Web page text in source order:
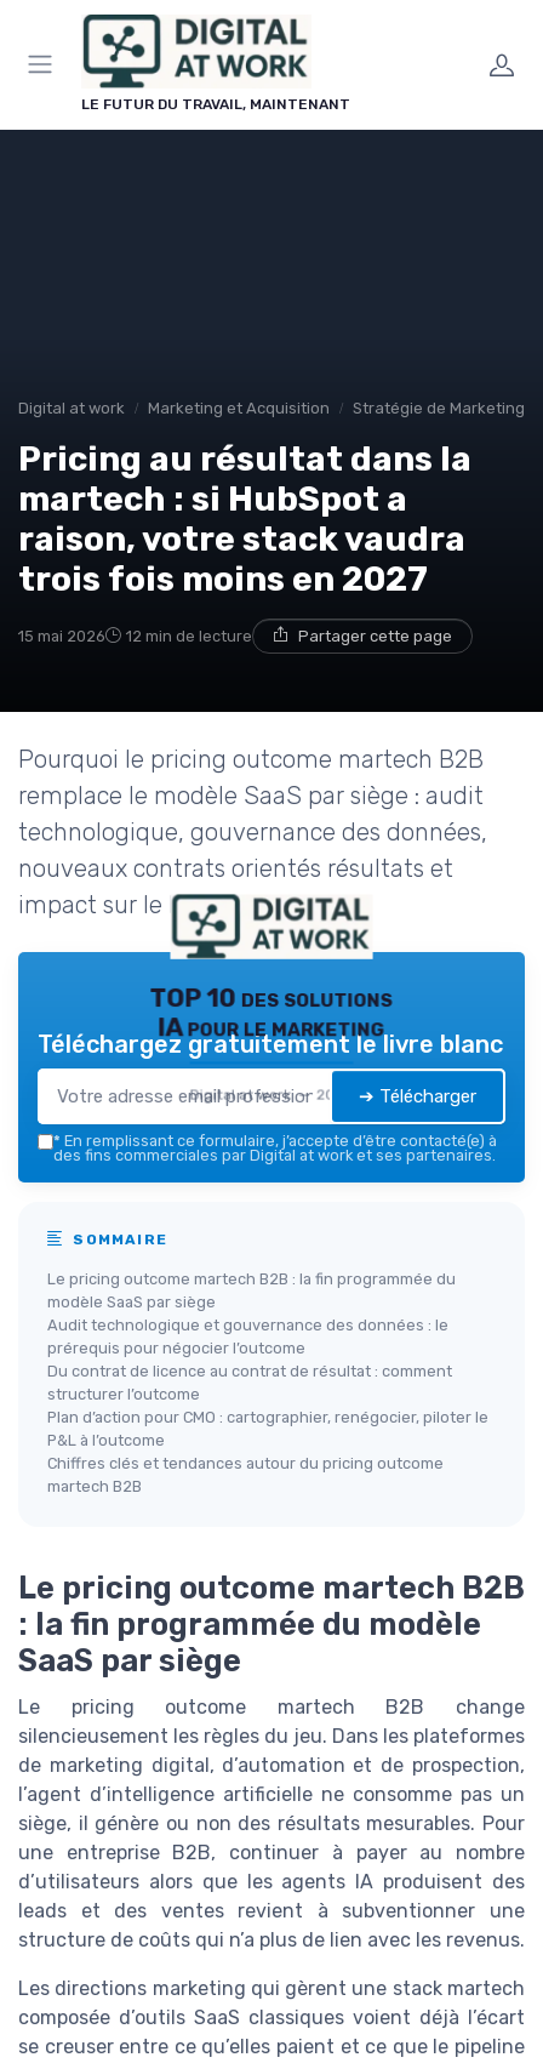
LE FUTUR DU TRAVAIL, MAINTENANT
Digital at work Marketing et Acquisition Stratégie de Marketing
Pricing au résultat dans la
martech : si HubSpot a
raison, votre stack vaudra
trois fois moins en 2027
15 mai 2026 12 min de lecture Partager cette page
Pourquoi le pricing outcome martech B2B
remplace le modèle SaaS par siège : audit
technologique, gouvernance des données,
nouveaux contrats orientés résultats et
impact sur le P&L des CMO.
TOP 10 des solutions
IA pour le marketing
Digital at work — 2026
Téléchargez gratuitement le livre blanc
➔ Télécharger
* En remplissant ce formulaire, j’accepte d’être contacté(e) à
des fins commerciales par Digital at work et ses partenaires.
SOMMAIRE
Le pricing outcome martech B2B : la fin programmée du
modèle SaaS par siège
Audit technologique et gouvernance des données : le
prérequis pour négocier l’outcome
Du contrat de licence au contrat de résultat : comment
structurer l’outcome
Plan d’action pour CMO : cartographier, renégocier, piloter le
P&L à l’outcome
Chiffres clés et tendances autour du pricing outcome
martech B2B
Le pricing outcome martech B2B
: la fin programmée du modèle
SaaS par siège
Le pricing outcome martech B2B change
silencieusement les règles du jeu. Dans les plateformes
de marketing digital, d’automation et de prospection,
l’agent d’intelligence artificielle ne consomme pas un
siège, il génère ou non des résultats mesurables. Pour
une entreprise B2B, continuer à payer au nombre
d’utilisateurs alors que les agents IA produisent des
leads et des ventes revient à subventionner une
structure de coûts qui n’a plus de lien avec les revenus.
Les directions marketing qui gèrent une stack martech
composée d’outils SaaS classiques voient déjà l’écart
se creuser entre ce qu’elles paient et ce que le pipeline
Panneau de gestion des cookies